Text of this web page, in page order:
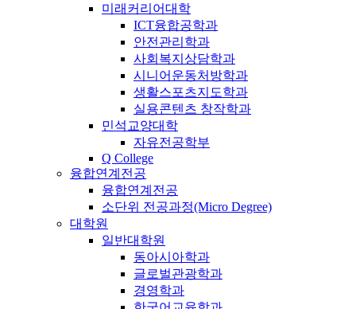
미래커리어대학
ICT융합공학과
안전관리학과
사회복지상담학과
시니어운동처방학과
생활스포츠지도학과
실용콘텐츠 창작학과
민석교양대학
자유전공학부
Q College
융합연계전공
융합연계전공
소단위 전공과정(Micro Degree)
대학원
일반대학원
동아시아학과
글로벌관광학과
경영학과